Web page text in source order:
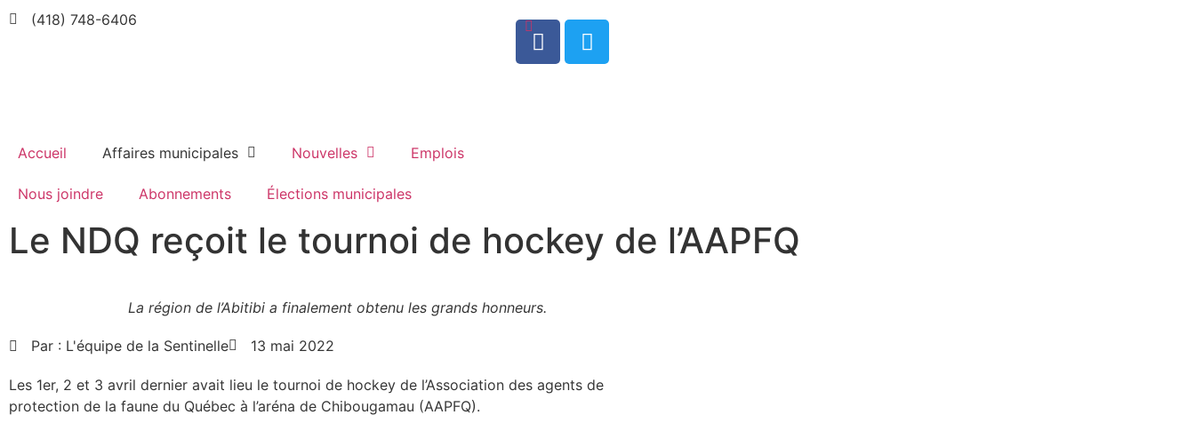
(418) 748-6406
0
Accueil Affaires municipales Nouvelles Emplois
Nous joindre Abonnements Élections municipales
Le NDQ reçoit le tournoi de hockey de l’AAPFQ
La région de l’Abitibi a finalement obtenu les grands honneurs.
Par : L'équipe de la Sentinelle 13 mai 2022
Les 1er, 2 et 3 avril dernier avait lieu le tournoi de hockey de l’Association des agents de
protection de la faune du Québec à l’aréna de Chibougamau (AAPFQ).